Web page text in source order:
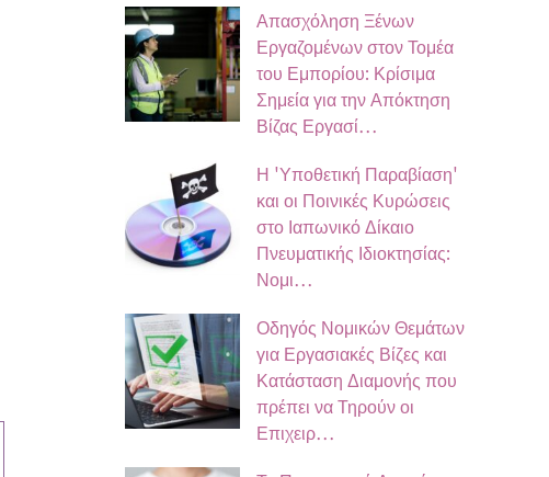
Απασχόληση Ξένων
Εργαζομένων στον Τομέα
του Εμπορίου: Κρίσιμα
Σημεία για την Απόκτηση
Βίζας Εργασί…
Η 'Υποθετική Παραβίαση'
και οι Ποινικές Κυρώσεις
στο Ιαπωνικό Δίκαιο
Πνευματικής Ιδιοκτησίας:
Νομι…
Οδηγός Νομικών Θεμάτων
για Εργασιακές Βίζες και
Κατάσταση Διαμονής που
πρέπει να Τηρούν οι
Επιχειρ…